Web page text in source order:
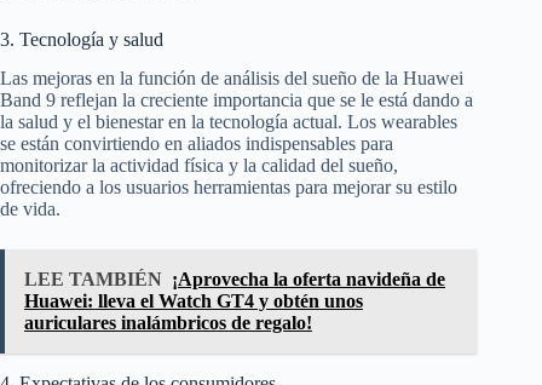
3. Tecnología y salud
Las mejoras en la función de análisis del sueño de la Huawei
Band 9 reflejan la creciente importancia que se le está dando a
la salud y el bienestar en la tecnología actual. Los wearables
se están convirtiendo en aliados indispensables para
monitorizar la actividad física y la calidad del sueño,
ofreciendo a los usuarios herramientas para mejorar su estilo
de vida.
LEE TAMBIÉN ¡Aprovecha la oferta navideña de
Huawei: lleva el Watch GT4 y obtén unos
auriculares inalámbricos de regalo!